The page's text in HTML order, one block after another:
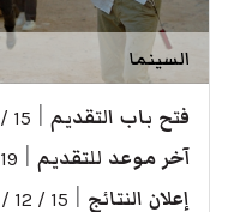
السينما
فتح باب التقديم 15 / 4 / 2026
آخر موعد للتقديم 19 / 6 / 2026
إعلان النتائج 15 / 12 / 2026